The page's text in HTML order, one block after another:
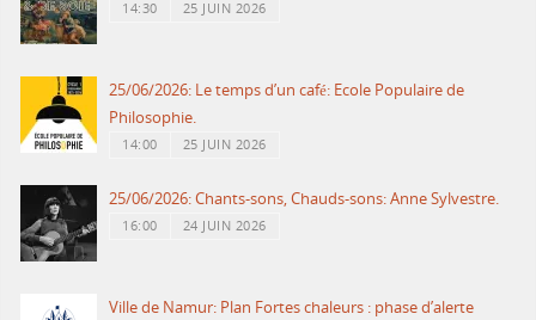
14:30 25 JUIN 2026
25/06/2026: Le temps d’un café: Ecole Populaire de
Philosophie.
14:00 25 JUIN 2026
25/06/2026: Chants-sons, Chauds-sons: Anne Sylvestre.
16:00 24 JUIN 2026
Ville de Namur: Plan Fortes chaleurs : phase d’alerte